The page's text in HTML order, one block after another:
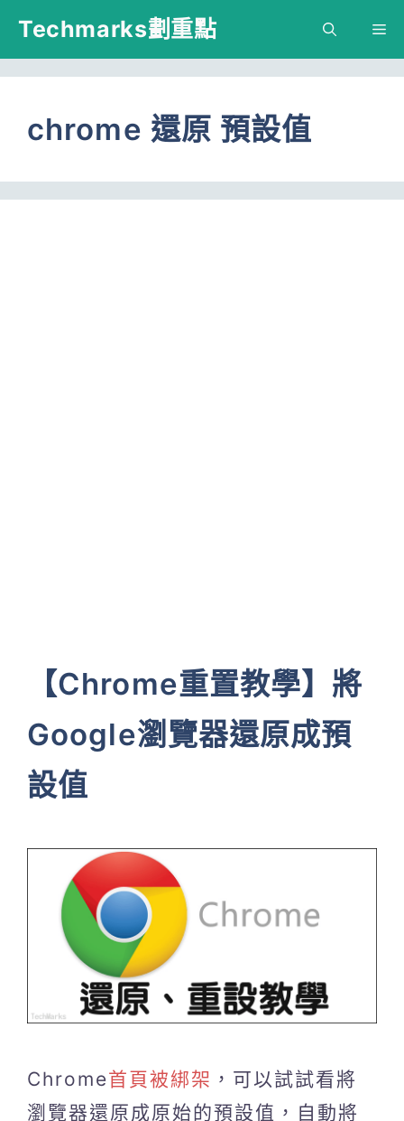
跳
主
容
Techmarks劃重點
chrome 還原 預設值
【Chrome重置教學】將
Google瀏覽器還原成預
設值
Chrome首頁被綁架 ，可以試試看將
瀏覽器還原成原始的預設值，自動將